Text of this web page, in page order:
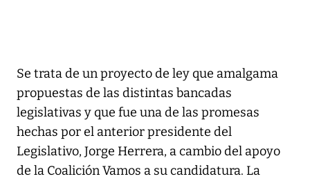
Se trata de un proyecto de ley que amalgama
propuestas de las distintas bancadas
legislativas y que fue una de las promesas
hechas por el anterior presidente del
Legislativo, Jorge Herrera, a cambio del apoyo
de la Coalición Vamos a su candidatura. La